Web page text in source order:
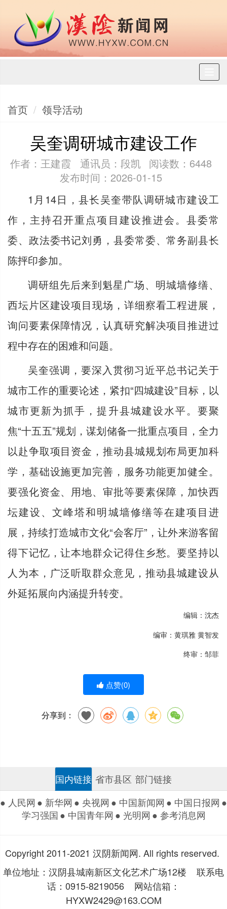
首页 领导活动
吴奎调研城市建设工作
作者：王建霞 通讯员：段凯
阅读数：6448
发布时间：2026-01-15
1月14日，县长吴奎带队调研城市建设工
作，主持召开重点项目建设推进会。县委常
委、政法委书记刘勇，县委常委、常务副县长
陈抨印参加。
调研组先后来到魁星广场、明城墙修缮、
西坛片区建设项目现场，详细察看工程进展，
询问要素保障情况，认真研究解决项目推进过
程中存在的困难和问题。
吴奎强调，要深入贯彻习近平总书记关于
城市工作的重要论述，紧扣“四城建设”目标，以
城市更新为抓手，提升县城建设水平。要聚
焦“十五五”规划，谋划储备一批重点项目，全力
以赴争取项目资金，推动县城规划布局更加科
学，基础设施更加完善，服务功能更加健全。
要强化资金、用地、审批等要素保障，加快西
坛建设、文峰塔和明城墙修缮等在建项目进
展，持续打造城市文化“会客厅”，让外来游客留
得下记忆，让本地群众记得住乡愁。要坚持以
人为本，广泛听取群众意见，推动县城建设从
外延拓展向内涵提升转变。
编辑：沈杰
编审：黄琪雅 黄智发
终审：邹菲
点赞(0)
分享到：
国内链接 省市县区 部门链接
● 人民网 ● 新华网 ● 央视网 ● 中国新闻网 ● 中国日报网 ●
学习强国● 中国青年网 ● 光明网 ● 参考消息网
Copyright 2011-2021 汉阴新闻网. All rights reserved.
单位地址：汉阴县城南新区文化艺术广场12楼 联系电
话：0915-8219056 网站信箱：
HYXW2429@163.COM